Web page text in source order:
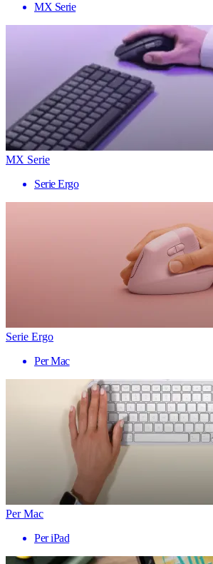
MX Serie
MX Serie
Serie Ergo
Serie Ergo
Per Mac
Per Mac
Per iPad